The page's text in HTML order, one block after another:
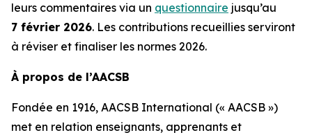
leurs commentaires via un questionnaire jusqu’au
7 février 2026. Les contributions recueillies serviront
à réviser et finaliser les normes 2026.
À propos de l’AACSB
Fondée en 1916, AACSB International (« AACSB »)
met en relation enseignants, apprenants et